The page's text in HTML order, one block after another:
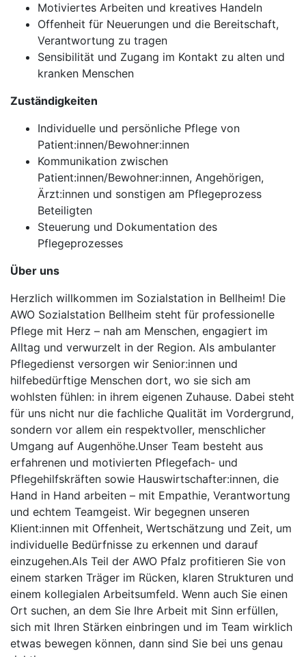
Motiviertes Arbeiten und kreatives Handeln
Offenheit für Neuerungen und die Bereitschaft,
Verantwortung zu tragen
Sensibilität und Zugang im Kontakt zu alten und
kranken Menschen
Zuständigkeiten
Individuelle und persönliche Pflege von
Patient:innen/Bewohner:innen
Kommunikation zwischen
Patient:innen/Bewohner:innen, Angehörigen,
Ärzt:innen und sonstigen am Pflegeprozess
Beteiligten
Steuerung und Dokumentation des
Pflegeprozesses
Über uns
Herzlich willkommen im Sozialstation in Bellheim! Die
AWO Sozialstation Bellheim steht für professionelle
Pflege mit Herz – nah am Menschen, engagiert im
Alltag und verwurzelt in der Region. Als ambulanter
Pflegedienst versorgen wir Senior:innen und
hilfebedürftige Menschen dort, wo sie sich am
wohlsten fühlen: in ihrem eigenen Zuhause. Dabei steht
für uns nicht nur die fachliche Qualität im Vordergrund,
sondern vor allem ein respektvoller, menschlicher
Umgang auf Augenhöhe.Unser Team besteht aus
erfahrenen und motivierten Pflegefach- und
Pflegehilfskräften sowie Hauswirtschafter:innen, die
Hand in Hand arbeiten – mit Empathie, Verantwortung
und echtem Teamgeist. Wir begegnen unseren
Klient:innen mit Offenheit, Wertschätzung und Zeit, um
individuelle Bedürfnisse zu erkennen und darauf
einzugehen.Als Teil der AWO Pfalz profitieren Sie von
einem starken Träger im Rücken, klaren Strukturen und
einem kollegialen Arbeitsumfeld. Wenn auch Sie einen
Ort suchen, an dem Sie Ihre Arbeit mit Sinn erfüllen,
sich mit Ihren Stärken einbringen und im Team wirklich
etwas bewegen können, dann sind Sie bei uns genau